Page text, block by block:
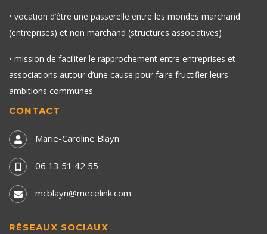
• vocation d’être une passerelle entre les mondes marchand
(entreprises) et non marchand (structures associatives)
• mission de faciliter le rapprochement entre entreprises et
associations autour d’une cause pour faire fructifier leurs
ambitions communes
CONTACT
Marie-Caroline Blayn
06 13 51 42 55
mcblayn@mecelink.com
RÉSEAUX SOCIAUX